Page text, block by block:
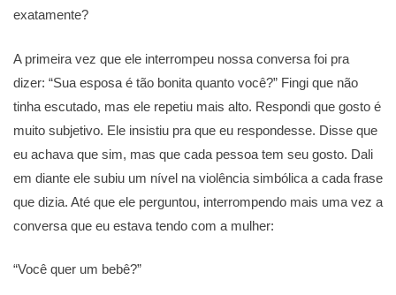
exatamente?
A primeira vez que ele interrompeu nossa conversa foi pra
dizer: “Sua esposa é tão bonita quanto você?” Fingi que não
tinha escutado, mas ele repetiu mais alto. Respondi que gosto é
muito subjetivo. Ele insistiu pra que eu respondesse. Disse que
eu achava que sim, mas que cada pessoa tem seu gosto. Dali
em diante ele subiu um nível na violência simbólica a cada frase
que dizia. Até que ele perguntou, interrompendo mais uma vez a
conversa que eu estava tendo com a mulher:
“Você quer um bebê?”